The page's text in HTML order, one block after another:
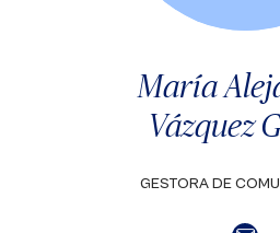
María
Vázquez
GESTORA DE